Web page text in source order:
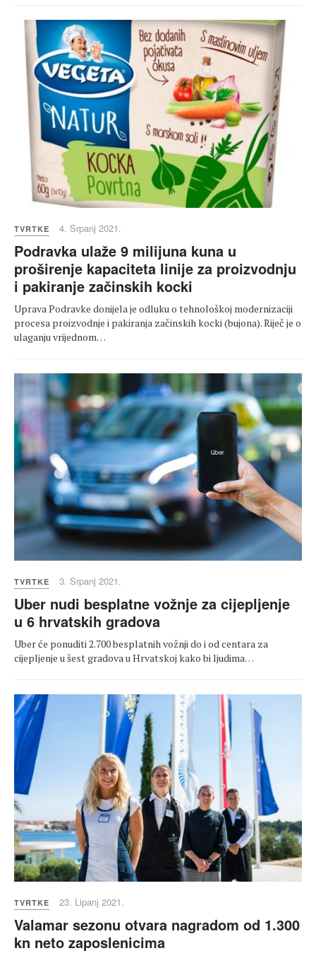
TVRTKE 4. Srpanj 2021.
Podravka ulaže 9 milijuna kuna u
proširenje kapaciteta linije za proizvodnju
i pakiranje začinskih kocki
Uprava Podravke donijela je odluku o tehnološkoj modernizaciji
procesa proizvodnje i pakiranja začinskih kocki (bujona). Riječ je o
ulaganju vrijednom…
TVRTKE 3. Srpanj 2021.
Uber nudi besplatne vožnje za cijepljenje
u 6 hrvatskih gradova
Uber će ponuditi 2.700 besplatnih vožnji do i od centara za
cijepljenje u šest gradova u Hrvatskoj kako bi ljudima…
TVRTKE 23. Lipanj 2021.
Valamar sezonu otvara nagradom od 1.300
kn neto zaposlenicima